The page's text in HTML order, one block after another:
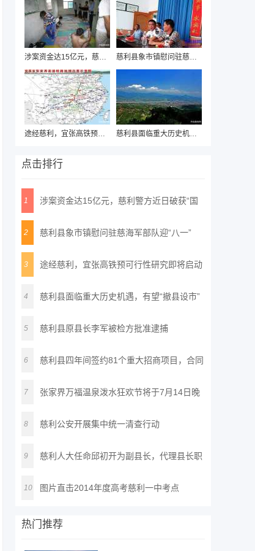
涉案资金达15亿元，慈利警方近日破获“国通 慈利县象市镇慰问驻慈海军部队迎“八一”
途经慈利，宜张高铁预可行性研究即将启动 慈利县面临重大历史机遇，有望“撤县设市”
点击排行
1 涉案资金达15亿元，慈利警方近日破获“国
2 慈利县象市镇慰问驻慈海军部队迎“八一”
3 途经慈利，宜张高铁预可行性研究即将启动
4 慈利县面临重大历史机遇，有望“撤县设市”
5 慈利县原县长李军被检方批准逮捕
6 慈利县四年间签约81个重大招商项目，合同
7 张家界万福温泉泼水狂欢节将于7月14日晚
8 慈利公安开展集中统一清查行动
9 慈利人大任命邱初开为副县长，代理县长职
10 图片直击2014年度高考慈利一中考点
热门推荐